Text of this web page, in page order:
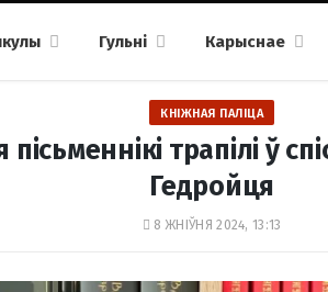
Гульні Карыснае
КНІЖНАЯ ПАЛІЦА
трапілі ў
Гедройця
8 ЖНІЎНЯ 2024, 13:13